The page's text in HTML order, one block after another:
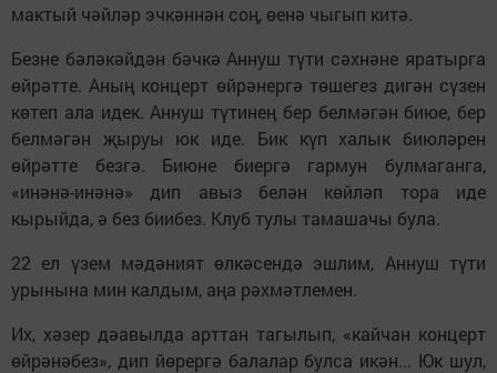
мактый чәйләр эчкәннән соң, өенә чыгып китә.
Безне бәләкәйдән бәчкә Аннуш түти сәхнәне яратырга
өйрәтте. Аның концерт өйрәнергә төшегез дигән сүзен
көтеп ала идек. Аннуш түтинең бер белмәгән биюе, бер
белмәгән җыруы юк иде. Бик күп халык биюләрен
өйрәтте безгә. Биюне биергә гармун булмаганга,
«инәнә-инәнә» дип авыз белән көйләп тора иде
кырыйда, ә без биибез. Клуб тулы тамашачы була.
22 ел үзем мәдәният өлкәсендә эшлим, Аннуш түти
урынына мин калдым, аңа рәхмәтлемен.
Их, хәзер дәавылда арттан тагылып, «кайчан концерт
өйрәнәбез», дип йөрергә балалар булса икән... Юк шул,